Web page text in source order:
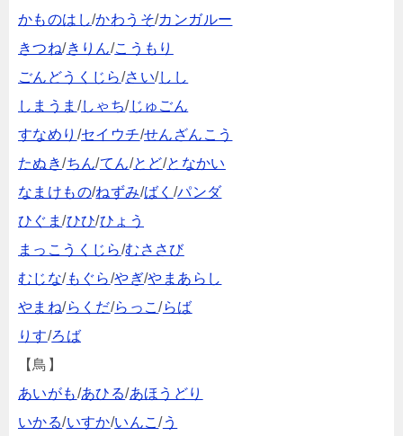
かものはし/かわうそ/カンガルー
きつね/きりん/こうもり
ごんどうくじら/さい/しし
しまうま /しゃち/じゅごん
すなめり /セイウチ/せんざんこう
たぬき/ちん/てん/とど/となかい
なまけもの/ねずみ/ばく /パンダ
ひぐま/ひひ/ひょう
まっこうくじら/むささび
むじな/もぐら/やぎ/やまあらし
やまね/らくだ/らっこ/らば
りす/ろば
【鳥】
あいがも/あひる/あほうどり
いかる/いすか/いんこ/う